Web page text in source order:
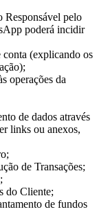
Responsável pelo
poderá incidir
conta (explicando os
operações da
de dados através
links ou anexos,
de Transações;
do Cliente;
de fundos